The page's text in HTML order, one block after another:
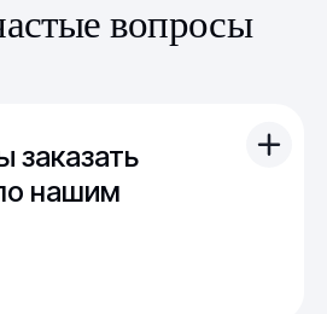
вопросы
нашим
свой чертеж/проект
с техническим заданием.